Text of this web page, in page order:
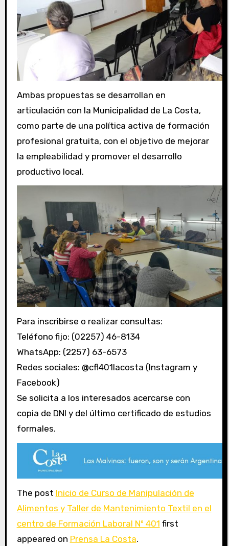
Ambas propuestas se desarrollan en
articulación con la Municipalidad de La Costa,
como parte de una política activa de formación
profesional gratuita, con el objetivo de mejorar
la empleabilidad y promover el desarrollo
productivo local.
Para inscribirse o realizar consultas:
Teléfono fijo: (02257) 46-8134
WhatsApp: (2257) 63-6573
Redes sociales: @cfl401lacosta (Instagram y
Facebook)
Se solicita a los interesados acercarse con
copia de DNI y del último certificado de estudios
formales.
The post Inicio de Curso de Manipulación de
Alimentos y Taller de Mantenimiento Textil en el
centro de Formación Laboral Nº 401 first
appeared on Prensa La Costa.